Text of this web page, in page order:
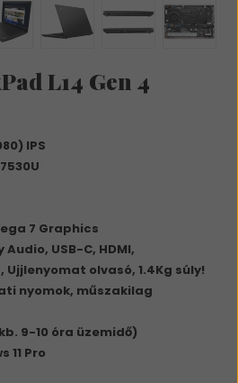
L14 Gen 4
IPS
7 Graphics
Audio, USB-C, HDMI,
Ujjlenyomat olvasó, 1.4Kg súly!
nyomok, műszakilag
9-10 óra üzemidő)
11 Pro